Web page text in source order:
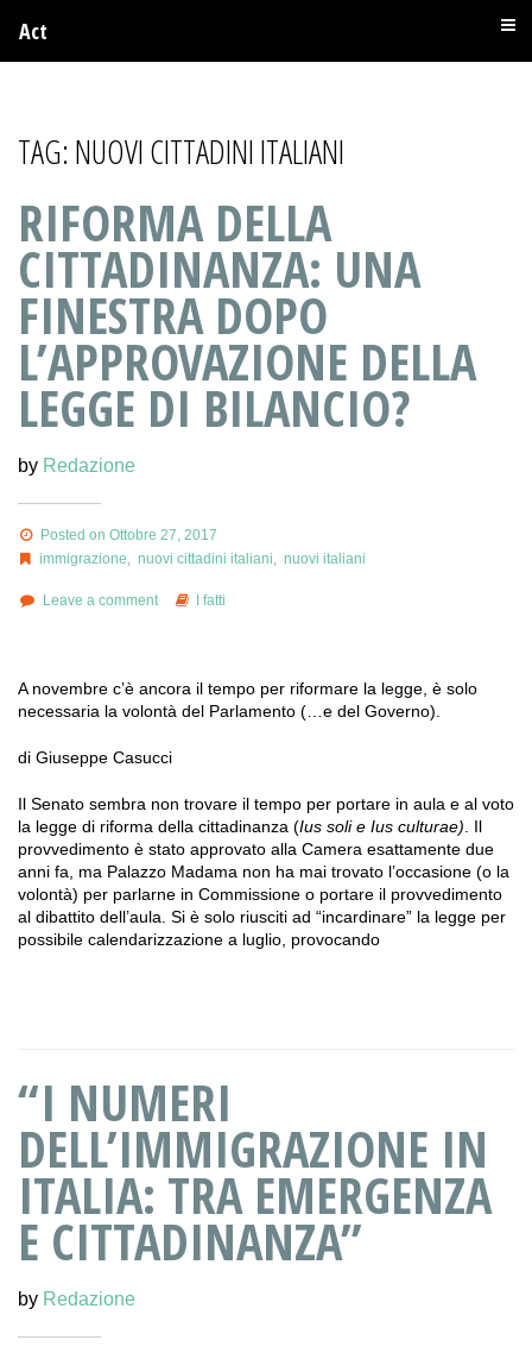
Act
TAG:NUOVI CITTADINI ITALIANI
RIFORMA DELLA
CITTADINANZA: UNA
FINESTRA DOPO
L’APPROVAZIONE DELLA
LEGGE DI BILANCIO?
by Redazione
Posted on Ottobre 27, 2017
immigrazione
nuovi cittadini italiani nuovi italiani
Leave a comment I fatti
A novembre c’è ancora il tempo per riformare la legge, è solo
necessaria la volontà del Parlamento (…e del Governo).
di Giuseppe Casucci
Il Senato sembra non trovare il tempo per portare in aula e al voto
la legge di riforma della cittadinanza (Ius soli e Ius culturae) . Il
provvedimento è stato approvato alla Camera esattamente due
anni fa, ma Palazzo Madama non ha mai trovato l’occasione (o la
volontà) per parlarne in Commissione o portare il provvedimento
al dibattito dell’aula. Si è solo riusciti ad “incardinare” la legge per
possibile calendarizzazione a luglio, provocando
“I NUMERI
DELL’IMMIGRAZIONE IN
ITALIA: TRA EMERGENZA
E CITTADINANZA”
by Redazione